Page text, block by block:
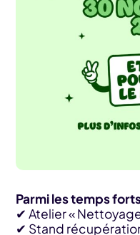
Parmi les temps
✔ Atelier «
✔ Stand